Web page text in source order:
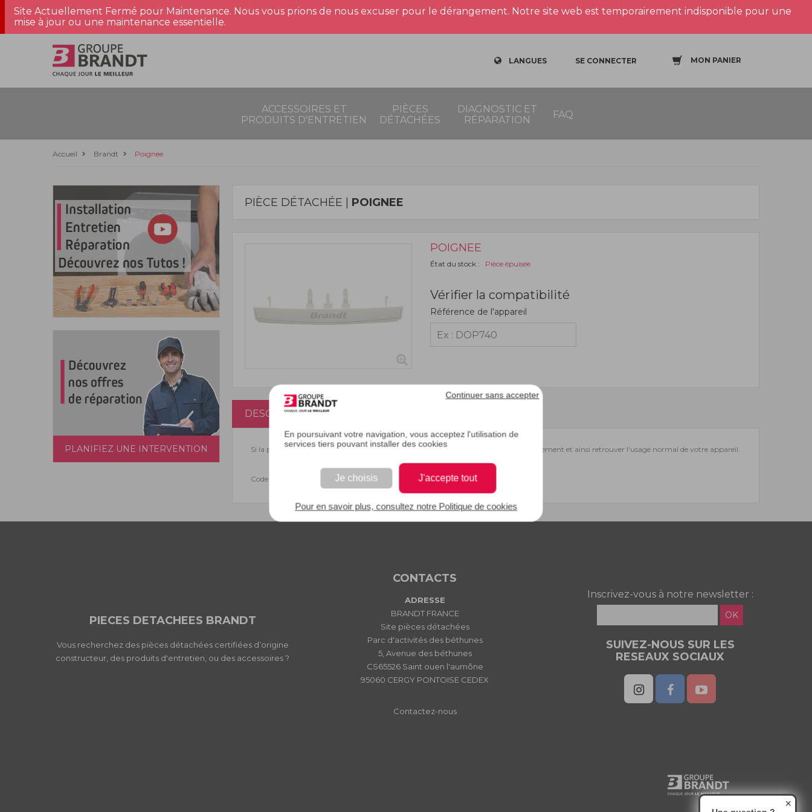
En poursuivant votre navigation, vous acceptez l'utilisation de
services tiers pouvant installer des cookies
Je choisis J'accepte tout
Continuer sans accepter
Pour en savoir plus, consultez notre Politique de cookies
Site Actuellement Fermé pour Maintenance. Nous vous prions de nous excuser pour le dérangement. Notre site web est temporairement indisponible pour une
mise à jour ou une maintenance essentielle.
LANGUES SE CONNECTER MON PANIER
ACCESSOIRES ET
PRODUITS D'ENTRETIEN
PIÈCES
DÉTACHÉES
DIAGNOSTIC ET
RÉPARATION
FAQ
Accueil Brandt Poignee
PLANIFIEZ UNE INTERVENTION
PIÈCE DÉTACHÉE | POIGNEE
POIGNEE
État du stock : Pièce épuisée
Vérifier la compatibilité
Référence de l'appareil
DESCRIPTION
Si la poignée de votre lave-linge est abîmée ou cassée, vous pouvez la remplacer facilement et ainsi retrouver l'usage normal de votre appareil.
Code EAN : 3251430260534
PIECES DETACHEES BRANDT
Vous recherchez des pièces détachées certifiées d’origine
constructeur, des produits d'entretien, ou des accessoires ?
CONTACTS
ADRESSE
BRANDT FRANCE
Site pièces détachées
Parc d'activités des béthunes
5, Avenue des béthunes
CS65526 Saint ouen l'aumône
95060 CERGY PONTOISE CEDEX
Contactez-nous
Inscrivez-vous à notre newsletter :
OK
SUIVEZ-NOUS SUR LES
RESEAUX SOCIAUX
✕